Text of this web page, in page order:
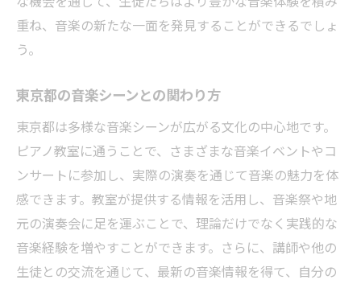
重ね、音楽の新たな一面を発見することができるでしょ
う。
東京都の音楽シーンとの関わり方
東京都は多様な音楽シーンが広がる文化の中心地です。
ピアノ教室に通うことで、さまざまな音楽イベントやコ
ンサートに参加し、実際の演奏を通じて音楽の魅力を体
感できます。教室が提供する情報を活用し、音楽祭や地
元の演奏会に足を運ぶことで、理論だけでなく実践的な
音楽経験を増やすことができます。さらに、講師や他の
生徒との交流を通じて、最新の音楽情報を得て、自分の